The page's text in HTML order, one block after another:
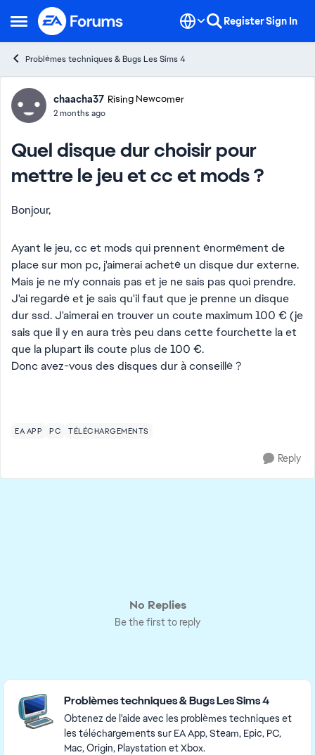
Open Side Menu
Skip to content RegisterSign In
Problèmes techniques & Bugs Les Sims 4
Forum Discussion
chaacha37 Rising Newcomer
2 months ago
Quel disque dur choisir pour
mettre le jeu et cc et mods ?
Bonjour,
Ayant le jeu, cc et mods qui prennent énormément de
place sur mon pc, j'aimerai acheté un disque dur externe.
Mais je ne m'y connais pas et je ne sais pas quoi prendre.
J'ai regardé et je sais qu'il faut que je prenne un disque
dur ssd. J'aimerai en trouver un coute maximum 100 € (je
sais que il y en aura très peu dans cette fourchette la et
que la plupart ils coute plus de 100 €.
Donc avez-vous des disques dur à conseillé ?
EA APP PC TÉLÉCHARGEMENTS
Reply
No Replies
Be the first to reply
Featured Places
Problèmes techniques & Bugs Les Sims 4
Obtenez de l'aide avec les problèmes techniques et
les téléchargements sur EA App, Steam, Epic, PC,
Mac, Origin, Playstation et Xbox.